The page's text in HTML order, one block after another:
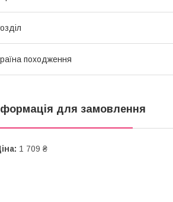
походження
для замовлення
1 709 ₴